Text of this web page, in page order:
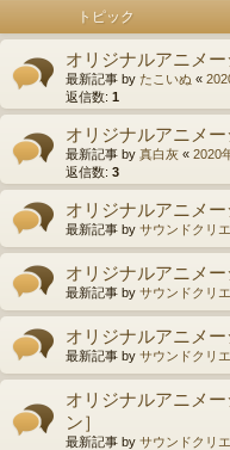
トピック
オリジナルアニメー
最新記事 by たこいぬ «
返信数: 1
オリジナルアニメー
最新記事 by 真白灰 « 2020
返信数: 3
オリジナルアニメ
最新記事 by サウンドクリ
オリジナルアニメ
最新記事 by サウンドクリ
オリジナルアニメー
最新記事 by サウンドクリ
オリジナルアニメ
ン］
最新記事 by サウンドクリ